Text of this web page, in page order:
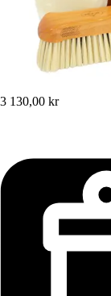
3 130,00 kr